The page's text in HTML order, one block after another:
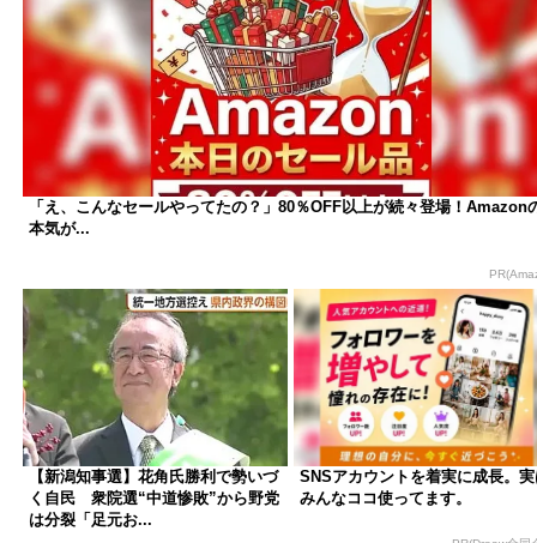
「え、こんなセールやってたの？」80％OFF以上が続々登場！Amazon
本気が...
【新潟知事選】花角氏勝利で勢いづ
く自民 衆院選“中道惨敗”から野党
は分裂「足元お...
SNSアカウントを着実に成長。
みんなココ使ってます。